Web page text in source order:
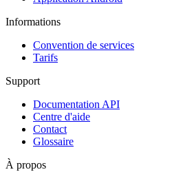
Informations
Convention de services
Tarifs
Support
Documentation API
Centre d'aide
Contact
Glossaire
À propos